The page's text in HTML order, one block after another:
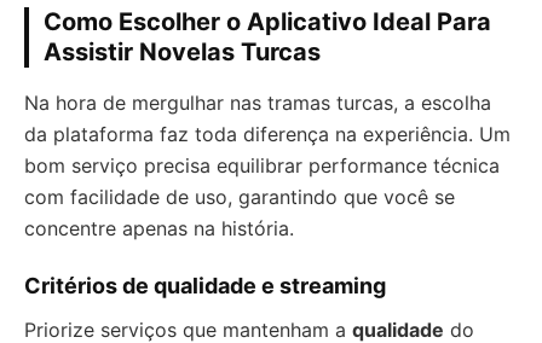
Como Escolher o Aplicativo Ideal Para
Assistir Novelas Turcas
Na hora de mergulhar nas tramas turcas, a escolha
da plataforma faz toda diferença na experiência. Um
bom serviço precisa equilibrar performance técnica
com facilidade de uso, garantindo que você se
concentre apenas na história.
Critérios de qualidade e streaming
Priorize serviços que mantenham a qualidade do